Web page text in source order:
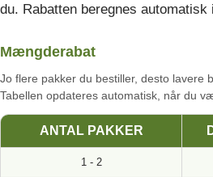
du. Rabatten beregnes
Mængderabat
Jo flere pakker du bestiller, desto lavere
Tabellen opdateres automatisk, når du
ANTAL PAKKER
1 - 2